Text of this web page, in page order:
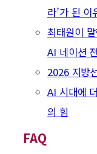
라’가 된 이
최태원이
AI 네이션
2026 지방
AI 시대에
의 힘
FAQ